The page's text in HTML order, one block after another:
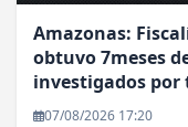
Amazonas:
obtuvo 7meses
investigados por
07/08/2026 17:20